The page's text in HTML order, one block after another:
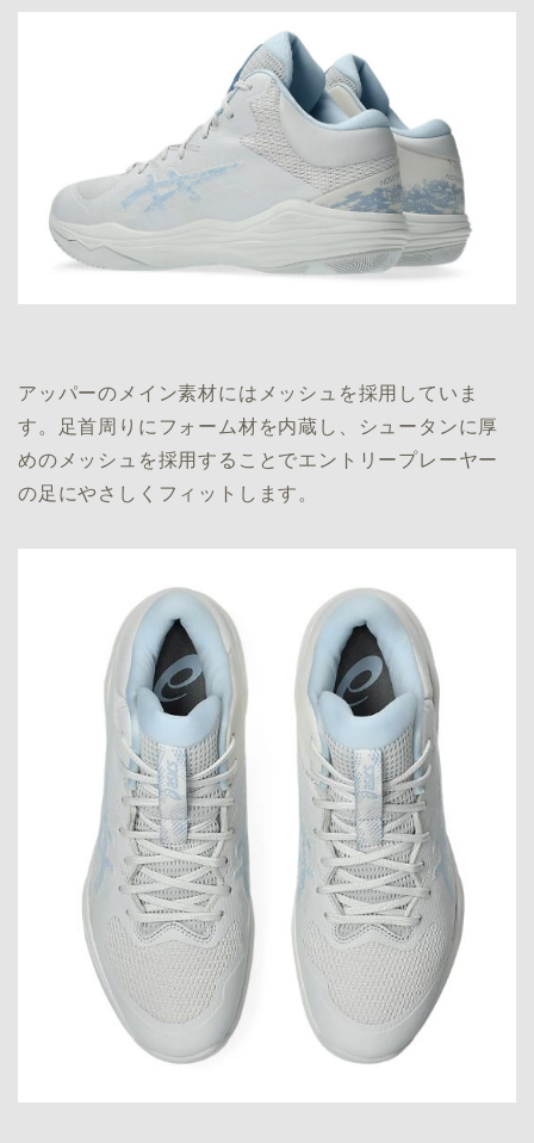
アッパーのメイン素材にはメッシュを採用していま
す。足首周りにフォーム材を内蔵し、シュータンに厚
めのメッシュを採用することでエントリープレーヤー
の足にやさしくフィットします。